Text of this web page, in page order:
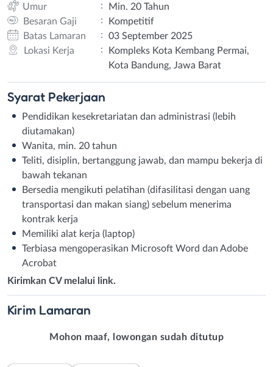
Umur
:
Min. 20 Tahun
Besaran Gaji
:
Kompetitif
Batas Lamaran
:
03 September 2025
Lokasi Kerja
:
Kompleks Kota Kembang Permai,
Kota Bandung, Jawa Barat
Syarat Pekerjaan
Pendidikan kesekretariatan dan administrasi (lebih
diutamakan)
Wanita, min. 20 tahun
Teliti, disiplin, bertanggung jawab, dan mampu bekerja di
bawah tekanan
Bersedia mengikuti pelatihan (difasilitasi dengan uang
transportasi dan makan siang) sebelum menerima
kontrak kerja
Memiliki alat kerja (laptop)
Terbiasa mengoperasikan Microsoft Word dan Adobe
Acrobat
Kirimkan CV melalui link.
Kirim Lamaran
Mohon maaf, lowongan sudah ditutup